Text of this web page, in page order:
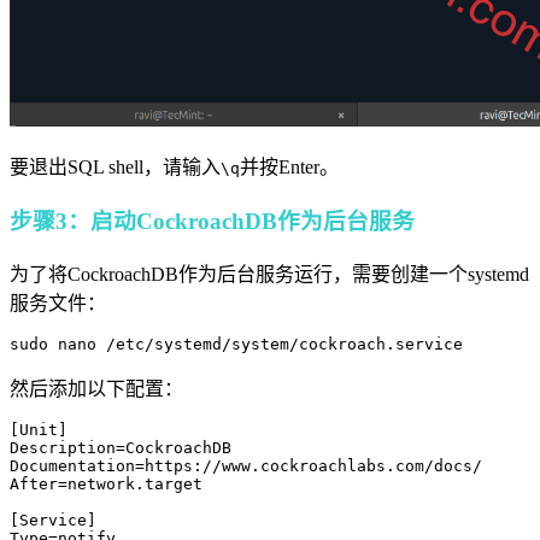
要退出SQL shell，请输入\q并按Enter。
步骤3：启动CockroachDB作为后台服务
为了将CockroachDB作为后台服务运行，需要创建一个systemd
服务文件：
sudo nano /etc/systemd/system/cockroach.service
然后添加以下配置：
[Unit]
Description=CockroachDB
Documentation=https://www.cockroachlabs.com/docs/
After=network.target
[Service]